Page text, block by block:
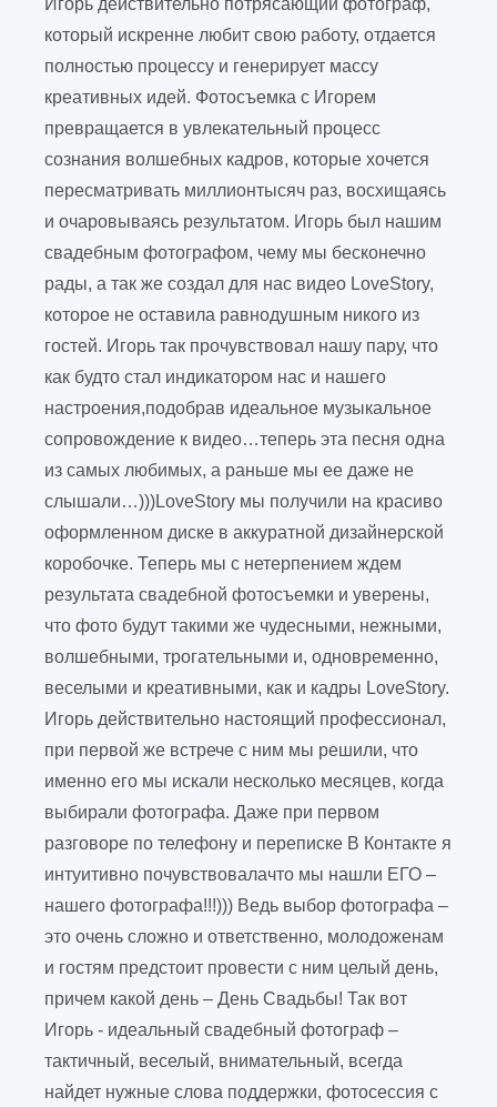
Игорь действительно потрясающий фотограф,
который искренне любит свою работу, отдается
полностью процессу и генерирует массу
креативных идей. Фотосъемка с Игорем
превращается в увлекательный процесс
сознания волшебных кадров, которые хочется
пересматривать миллионтысяч раз, восхищаясь
и очаровываясь результатом. Игорь был нашим
свадебным фотографом, чему мы бесконечно
рады, а так же создал для нас видео LoveStory,
которое не оставила равнодушным никого из
гостей. Игорь так прочувствовал нашу пару, что
как будто стал индикатором нас и нашего
настроения,подобрав идеальное музыкальное
сопровождение к видео…теперь эта песня одна
из самых любимых, а раньше мы ее даже не
слышали…)))LoveStory мы получили на красиво
оформленном диске в аккуратной дизайнерской
коробочке. Теперь мы с нетерпением ждем
результата свадебной фотосъемки и уверены,
что фото будут такими же чудесными, нежными,
волшебными, трогательными и, одновременно,
веселыми и креативными, как и кадры LoveStory.
Игорь действительно настоящий профессионал,
при первой же встрече с ним мы решили, что
именно его мы искали несколько месяцев, когда
выбирали фотографа. Даже при первом
разговоре по телефону и переписке В Контакте я
интуитивно почувствовалачто мы нашли ЕГО –
нашего фотографа!!!))) Ведь выбор фотографа –
это очень сложно и ответственно, молодоженам
и гостям предстоит провести с ним целый день,
причем какой день – День Свадьбы! Так вот
Игорь - идеальный свадебный фотограф –
тактичный, веселый, внимательный, всегда
найдет нужные слова поддержки, фотосессия с